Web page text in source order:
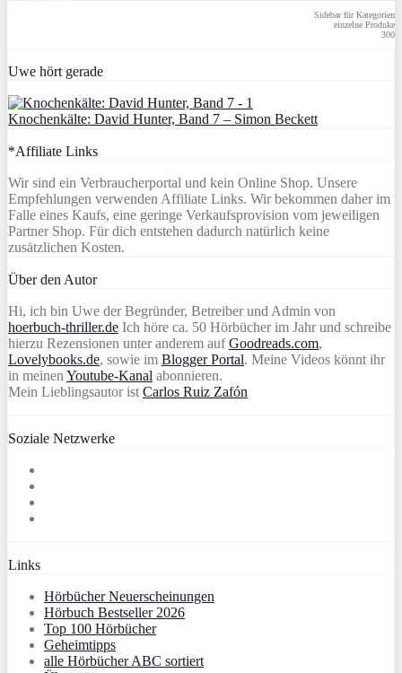
Sidebar für Kategorien
einzelne Produke
300
Uwe hört gerade
Knochenkälte: David Hunter, Band 7 – Simon Beckett
*Affiliate Links
Wir sind ein Verbraucherportal und kein Online Shop. Unsere
Empfehlungen verwenden Affiliate Links. Wir bekommen daher im
Falle eines Kaufs, eine geringe Verkaufsprovision vom jeweiligen
Partner Shop. Für dich entstehen dadurch natürlich keine
zusätzlichen Kosten.
Über den Autor
Hi, ich bin Uwe der Begründer, Betreiber und Admin von
hoerbuch-thriller.de Ich höre ca. 50 Hörbücher im Jahr und schreibe
hierzu Rezensionen unter anderem aufGoodreads.com,
Lovelybooks.de, sowie im Blogger Portal. Meine Videos könnt ihr
in meinen Youtube-Kanal abonnieren.
Mein Lieblingsautor ist Carlos Ruiz Zafón
Soziale Netzwerke
Links
Hörbücher Neuerscheinungen
Hörbuch Bestseller 2026
Top 100 Hörbücher
Geheimtipps
alle Hörbücher ABC sortiert